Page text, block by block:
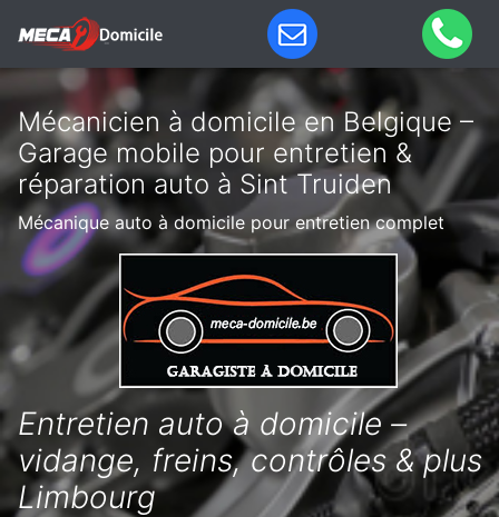
Mécanicien à domicile en Belgique –
Garage mobile pour entretien &
réparation auto à Sint Truiden
Mécanique auto à domicile pour entretien complet
Entretien auto à domicile –
vidange, freins, contrôles & plus
Limbourg